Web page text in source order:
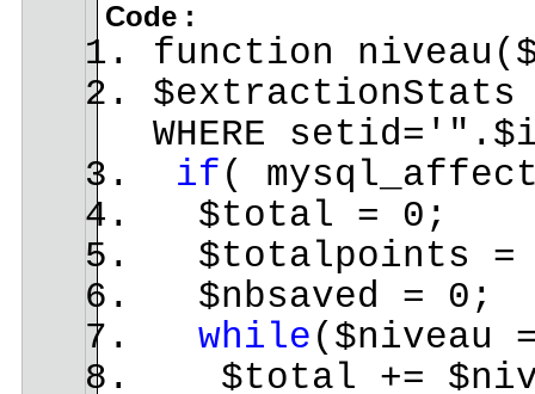
Code :
function
$extractionStats
WHERE
if (
$total = 0;
$totalpoints =
$nbsaved = 0;
while ($niveau
$total +=